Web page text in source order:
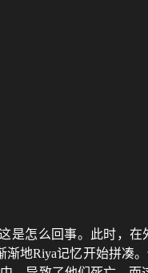
是怎么回事。此时，在
地Riya记忆开始拼凑